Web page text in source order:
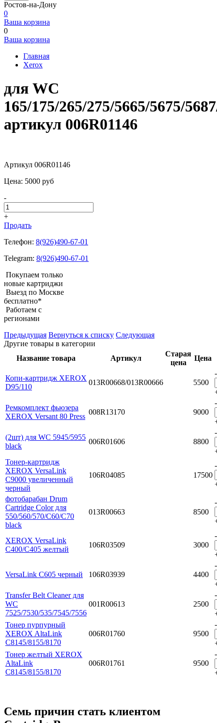
Ростов-на-Дону
0
Ваша корзина
0
Ваша корзина
Главная
Xerox
для WC
165/175/265/275/5665/5675/
артикул 006R01146
Артикул 006R01146
Цена: 5000 pуб
-
+
Продать
Телефон: 8(926)490-67-01
Telegram: 8(926)490-67-01
Покупаем только
новые картриджи
Выезд по Москве
бесплатно*
Работаем с
регионами
Предыдущая Вернуться к списку Следующая
Другие товары в категории
Название товара
Артикул
Старая
цена
Цена
Копи-картридж XEROX
D95/110
013R00668/013R00666 5500
-
Ремкомплект фьюзера
XEROX Versant 80 Press
008R13170 9000
-
(2шт) для WC 5945/5955
black
006R01606 8800
-
Тонер-картридж
XEROX VersaLink
C9000 увеличенный
черный
106R04085 17500
-
фотобарабан Drum
Cartridge Color для
550/560/570/C60/C70
black
013R00663 8500
-
XEROX VersaLink
C400/C405 желтый
106R03509 3000
-
VersaLink C605 черный 106R03939 4400
-
Transfer Belt Cleaner для
WC
7525/7530/535/7545/7556
001R00613 2500
-
Тонер пурпурный
XEROX AltaLink
C8145/8155/8170
006R01760 9500
-
Тонер желтый XEROX
AltaLink
C8145/8155/8170
006R01761 9500
-
Семь причин стать клиентом